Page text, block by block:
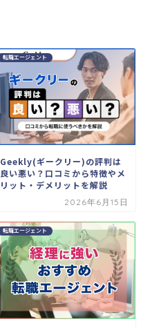
転職エージェント
Geekly(ギークリー)の評判は
良い悪い？口コミから特徴やメ
リット・デメリットを解説
2026年6月15日
転職エージェント